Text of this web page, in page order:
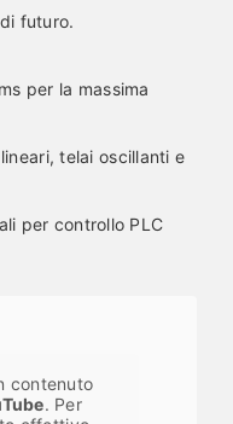
futuro.
per la massima
telai oscillanti e
per controllo PLC
contenuto
. Per